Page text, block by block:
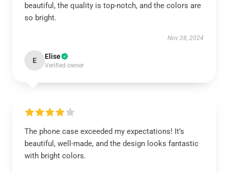
beautiful, the quality is top-notch, and the colors are
so bright.
Nov 28, 2024
E Elise
Verified owner
The phone case exceeded my expectations! It’s
beautiful, well-made, and the design looks fantastic
with bright colors.